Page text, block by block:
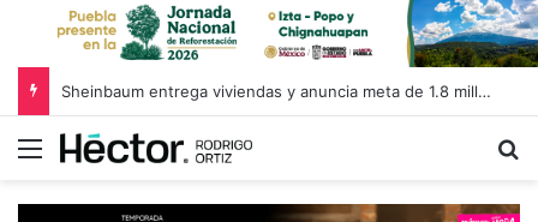
Sheinbaum entrega viviendas y anuncia meta de 1.8 millones de casas en Puebla
Menú